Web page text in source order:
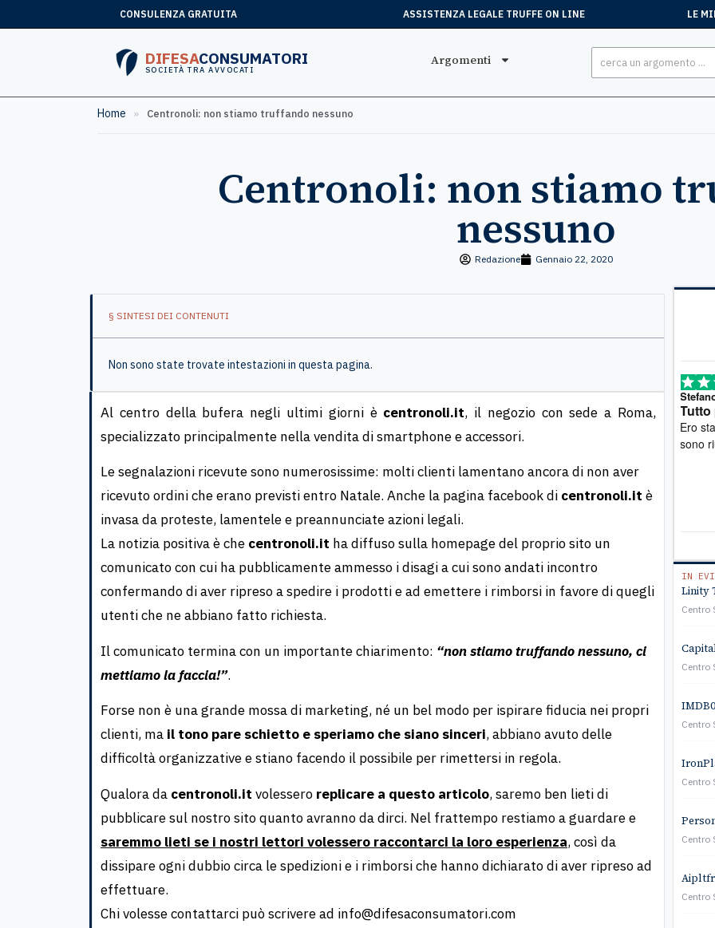
CONSULENZA GRATUITA ASSISTENZA LEGALE TRUFFE ON LINE LE
DIFESACONSUMATORI
SOCIETÀ TRA AVVOCATI
Argomenti
Home » Centronoli: non stiamo truffando nessuno
Centronoli: non stiamo
nessuno
Redazione Gennaio 22, 2020
§ SINTESI DEI CONTENUTI
Non sono state trovate intestazioni in questa pagina.
Al centro della bufera negli ultimi giorni è centronoli.it, il negozio con sede a Roma,
specializzato principalmente nella vendita di smartphone e accessori.
Le segnalazioni ricevute sono numerosissime: molti clienti lamentano ancora di non aver
ricevuto ordini che erano previsti entro Natale. Anche la pagina facebook di centronoli.it è
invasa da proteste, lamentele e preannunciate azioni legali.
La notizia positiva è che centronoli.it ha diffuso sulla homepage del proprio sito un
comunicato con cui ha pubblicamente ammesso i disagi a cui sono andati incontro
confermando di aver ripreso a spedire i prodotti e ad emettere i rimborsi in favore di quegli
utenti che ne abbiano fatto richiesta.
Il comunicato termina con un importante chiarimento: “non stiamo truffando nessuno, ci
mettiamo la faccia!”.
Forse non è una grande mossa di marketing, né un bel modo per ispirare fiducia nei propri
clienti, ma il tono pare schietto e speriamo che siano sinceri, abbiano avuto delle
difficoltà organizzative e stiano facendo il possibile per rimettersi in regola.
Qualora da centronoli.it volessero replicare a questo articolo, saremo ben lieti di
pubblicare sul nostro sito quanto avranno da dirci. Nel frattempo restiamo a guardare e
saremmo lieti se i nostri lettori volessero raccontarci la loro esperienza, così da
dissipare ogni dubbio circa le spedizioni e i rimborsi che hanno dichiarato di aver ripreso ad
effettuare.
Chi volesse contattarci può scrivere ad info@difesaconsumatori.com
Stefano , 15 Luglio
Tutto perfetto
Ero stato truffato. Mi sono rivolto all'associazione e
sono riuscito a ottenere soddisfazione
Mi sono
IN
Linity
Centro
Centro
Centro
Centro
Centro
Centro